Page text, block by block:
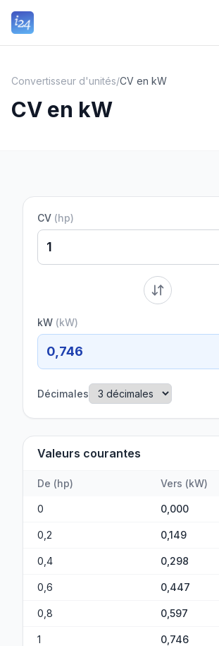
Convertisseur d'unités/CV en kW
CV en kW
CV (hp)
kW (kW)
0,746
Décimales
Valeurs courantes
De (hp) Vers (kW)
0 0,000
0,2 0,149
0,4 0,298
0,6 0,447
0,8 0,597
1 0,746